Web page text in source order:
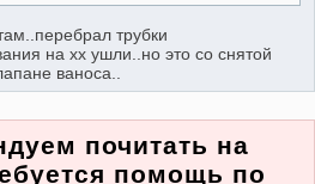
трубки
на хх ушли..но это со снятой
ваноса..
почитать на
помощь по